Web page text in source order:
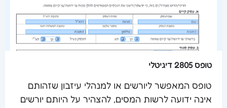
טופס 2805 דיגיטלי
טופס המאפשר ליורשים או למנהלי עיזבון שזהותם
אינה ידועה לרשות המסים, להצהיר על היותם יורשים